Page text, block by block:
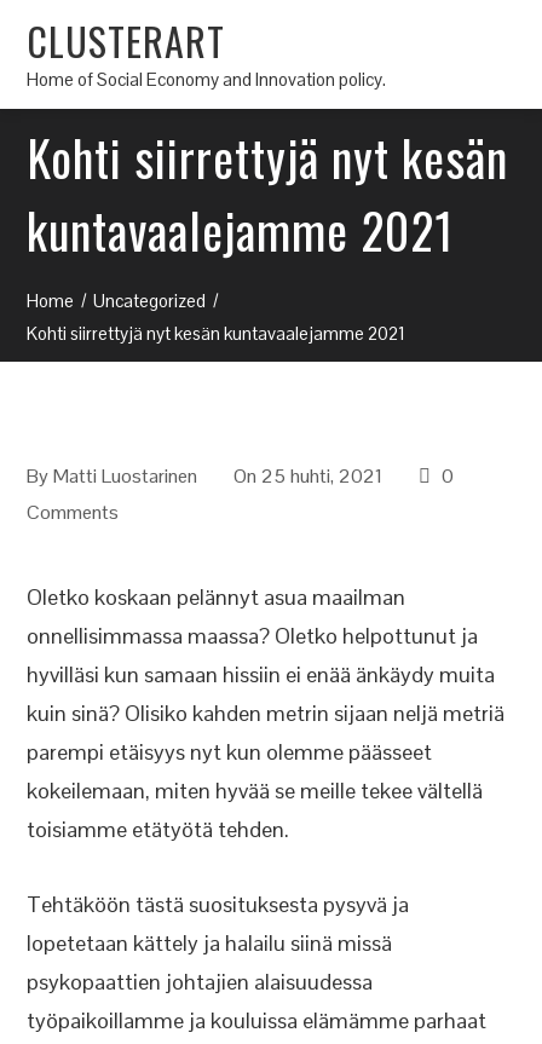
CLUSTERART
Home of Social Economy and Innovation policy.
Kohti siirrettyjä nyt kesän
kuntavaalejamme 2021
Home
Uncategorized
Kohti siirrettyjä nyt kesän kuntavaalejamme 2021
ByMatti Luostarinen On 25 huhti, 2021
0
Comments
Oletko koskaan pelännyt asua maailman
onnellisimmassa maassa? Oletko helpottunut ja
hyvilläsi kun samaan hissiin ei enää änkäydy muita
kuin sinä? Olisiko kahden metrin sijaan neljä metriä
parempi etäisyys nyt kun olemme päässeet
kokeilemaan, miten hyvää se meille tekee vältellä
toisiamme etätyötä tehden.
Tehtäköön tästä suosituksesta pysyvä ja
lopetetaan kättely ja halailu siinä missä
psykopaattien johtajien alaisuudessa
työpaikoillamme ja kouluissa elämämme parhaat